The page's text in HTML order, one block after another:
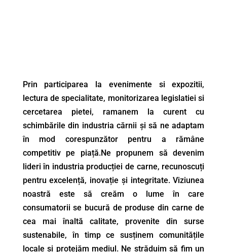
Prin participarea la evenimente si expozitii,
lectura de specialitate, monitorizarea legislatiei si
cercetarea pietei, ramanem la curent cu
schimbările din industria cărnii și să ne adaptam
în mod corespunzător pentru a rămâne
competitiv pe piață.Ne propunem să devenim
lideri în industria producției de carne, recunoscuți
pentru excelență, inovație și integritate. Viziunea
noastră este să creăm o lume în care
consumatorii se bucură de produse din carne de
cea mai înaltă calitate, provenite din surse
sustenabile, în timp ce susținem comunitățile
locale și protejăm mediul. Ne străduim să fim un